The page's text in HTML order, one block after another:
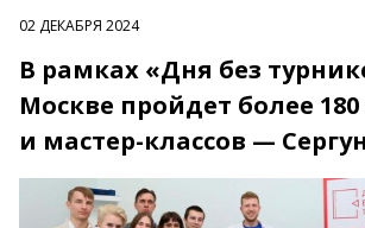
02 ДЕКАБРЯ 2024
В рамках «Дня без
Москве пройдет более 180
и мастер-классов —